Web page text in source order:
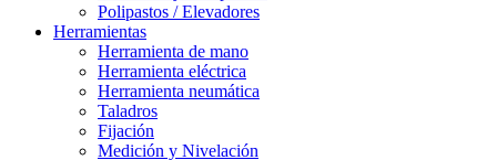
Polipastos / Elevadores
Herramientas
Herramienta de mano
Herramienta eléctrica
Herramienta neumática
Taladros
Fijación
Medición y Nivelación